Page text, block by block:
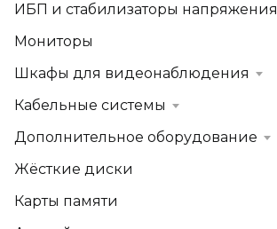
ИБП и стабилизаторы напряжения
Мониторы
Шкафы для видеонаблюдения
Кабельные системы
Дополнительное оборудование
Жёсткие диски
Карты памяти